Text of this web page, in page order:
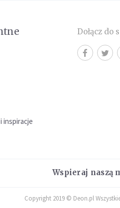
inspiracje
Dołącz do
Wspieraj naszą
Copyright 2019 © Deon.pl